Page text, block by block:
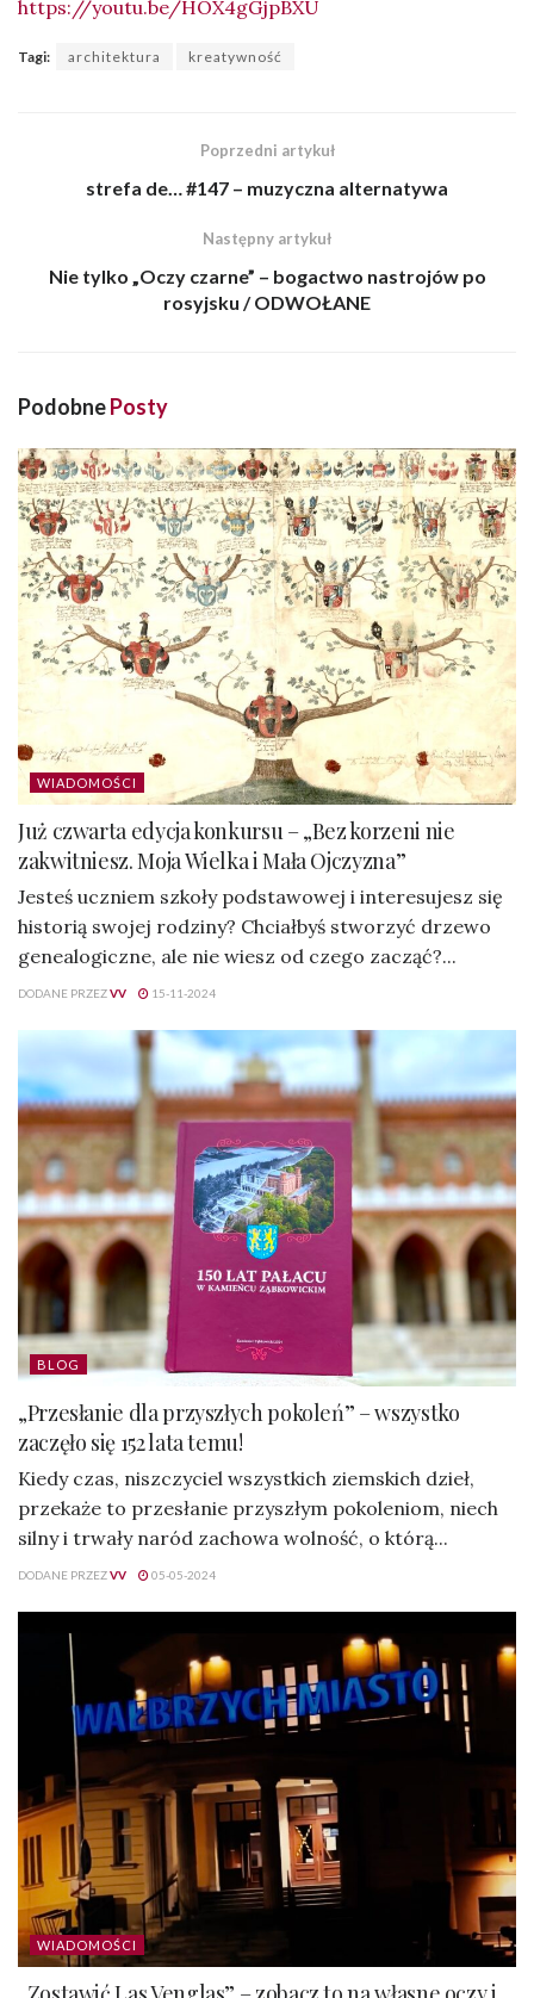
https://youtu.be/HOX4gGjpBXU
Tagi: architektura kreatywność
Poprzedni artykuł
strefa de… #147 – muzyczna alternatywa
Następny artykuł
Nie tylko „Oczy czarne” – bogactwo nastrojów po
rosyjsku / ODWOŁANE
PodobnePosty
WIADOMOŚCI
Już czwarta edycja konkursu – „Bez korzeni nie
zakwitniesz. Moja Wielka i Mała Ojczyzna”
Jesteś uczniem szkoły podstawowej i interesujesz się
historią swojej rodziny? Chciałbyś stworzyć drzewo
genealogiczne, ale nie wiesz od czego zacząć?...
DODANE PRZEZVV 15-11-2024
BLOG
„Przesłanie dla przyszłych pokoleń” – wszystko
zaczęło się 152 lata temu!
Kiedy czas, niszczyciel wszystkich ziemskich dzieł,
przekaże to przesłanie przyszłym pokoleniom, niech
silny i trwały naród zachowa wolność, o którą...
DODANE PRZEZVV 05-05-2024
WIADOMOŚCI